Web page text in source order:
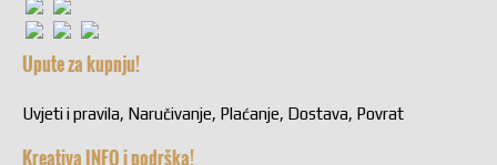
Upute za kupnju!
Uvjeti i pravila, Naručivanje, Plaćanje, Dostava, Povrat
Kreativa INFO i podrška!